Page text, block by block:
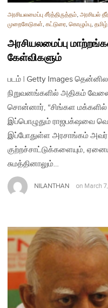
அரசியலமைப்பு சீர்த்திருத்தம், அரசியல்
முறைகேடுகள், கட்டுரை, கொழும்பு, தமிழ்
அரசியலமைப்பு
கேள்விகளும்
படம் | Getty Images
நிறுவனங்களில் அதிகம்
சொன்னார், “சிங்கள
இப்பொழுதும் ராஜபக்‌ஷவை
இப்போதுள்ள அரசாங்கம் அவர்
குற்றச்சாட்டுக்களையும்,
சுமத்தினாலும்…
NILANTHAN on March